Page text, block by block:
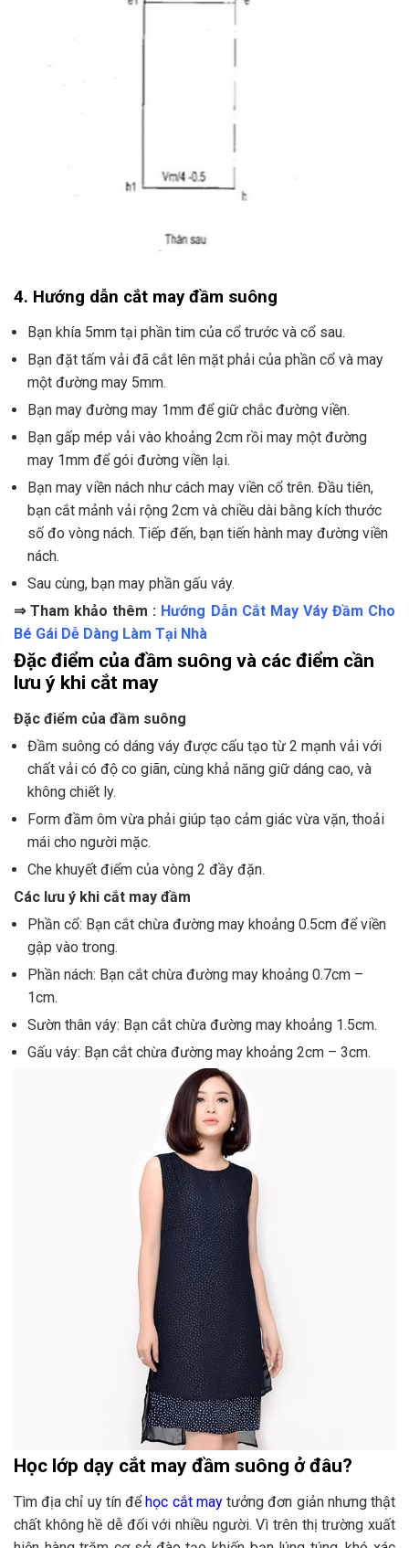
4. Hướng dẫn cắt may đầm suông
Bạn khía 5mm tại phần tim của cổ trước và cổ sau.
Bạn đặt tấm vải đã cắt lên mặt phải của phần cổ và may
một đường may 5mm.
Bạn may đường may 1mm để giữ chắc đường viền.
Bạn gấp mép vải vào khoảng 2cm rồi may một đường
may 1mm để gói đường viền lại.
Bạn may viền nách như cách may viền cổ trên. Đầu tiên,
bạn cắt mảnh vải rộng 2cm và chiều dài bằng kích thước
số đo vòng nách. Tiếp đến, bạn tiến hành may đường viền
nách.
Sau cùng, bạn may phần gấu váy.
⇒ Tham khảo thêm : Hướng Dẫn Cắt May Váy Đầm Cho
Bé Gái Dễ Dàng Làm Tại Nhà
Đặc điểm của đầm suông và các điểm cần
lưu ý khi cắt may
Đặc điểm của đầm suông
Đầm suông có dáng váy được cấu tạo từ 2 mạnh vải với
chất vải có độ co giãn, cùng khả năng giữ dáng cao, và
không chiết ly.
Form đầm ôm vừa phải giúp tạo cảm giác vừa vặn, thoải
mái cho người mặc.
Che khuyết điểm của vòng 2 đầy đặn.
Các lưu ý khi cắt may đầm
Phần cổ: Bạn cắt chừa đường may khoảng 0.5cm để viền
gập vào trong.
Phần nách: Bạn cắt chừa đường may khoảng 0.7cm –
1cm.
Sườn thân váy: Bạn cắt chừa đường may khoảng 1.5cm.
Gấu váy: Bạn cắt chừa đường may khoảng 2cm – 3cm.
Học lớp dạy cắt may đầm suông ở đâu?
Tìm địa chỉ uy tín đểhọc cắt maytưởng đơn giản nhưng thật
chất không hề dễ đối với nhiều người. Vì trên thị trường xuất